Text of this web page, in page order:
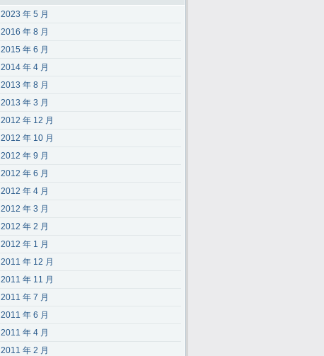
2023 年 5 月
2016 年 8 月
2015 年 6 月
2014 年 4 月
2013 年 8 月
2013 年 3 月
2012 年 12 月
2012 年 10 月
2012 年 9 月
2012 年 6 月
2012 年 4 月
2012 年 3 月
2012 年 2 月
2012 年 1 月
2011 年 12 月
2011 年 11 月
2011 年 7 月
2011 年 6 月
2011 年 4 月
2011 年 2 月